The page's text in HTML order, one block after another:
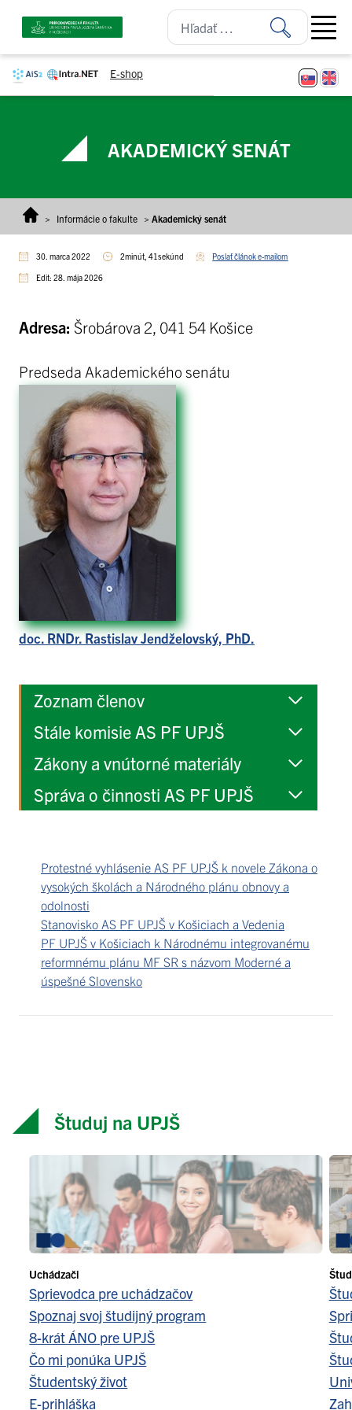
E-shop
Open
AKADEMICKÝ SENÁT
> Informácie o fakulte > Akademický senát
30. marca 2022 2minút, 41sekúnd Poslať článok e-mailom
Edit: 28. mája 2026
Adresa: Šrobárova 2, 041 54 Košice
Predseda Akademického senátu
doc. RNDr. Rastislav Jendželovský, PhD.
Zoznam členov
Stále komisie AS PF UPJŠ
Zákony a vnútorné materiály
Správa o činnosti AS PF UPJŠ
Protestné vyhlásenie AS PF UPJŠ k novele Zákona o
vysokých školách a Národného plánu obnovy a
odolnosti
Stanovisko AS PF UPJŠ v Košiciach a Vedenia
PF UPJŠ v Košiciach k Národnému integrovanému
reformnému plánu MF SR s názvom Moderné a
úspešné Slovensko
Študuj na UPJŠ
Uchádzači
Sprievodca pre uchádzačov
Spoznaj svoj študijný program
8-krát ÁNO pre UPJŠ
Čo mi ponúka UPJŠ
Študentský život
E-prihláška